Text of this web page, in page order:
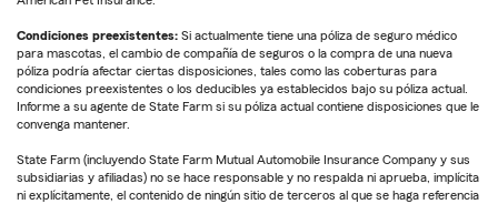
Condiciones preexistentes: Si actualmente tiene una póliza de seguro médico
para mascotas, el cambio de compañía de seguros o la compra de una nueva
póliza podría afectar ciertas disposiciones, tales como las coberturas para
condiciones preexistentes o los deducibles ya establecidos bajo su póliza actual.
Informe a su agente de State Farm si su póliza actual contiene disposiciones que le
convenga mantener.
State Farm (incluyendo State Farm Mutual Automobile Insurance Company y sus
subsidiarias y afiliadas) no se hace responsable y no respalda ni aprueba, implícita
ni explícitamente, el contenido de ningún sitio de terceros al que se haga referencia